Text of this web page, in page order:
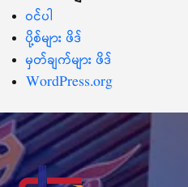
ဝင်ပါ
ပို့စ်များ ဖိဒ်
မှတ်ချက်များ ဖိဒ်
WordPress.org